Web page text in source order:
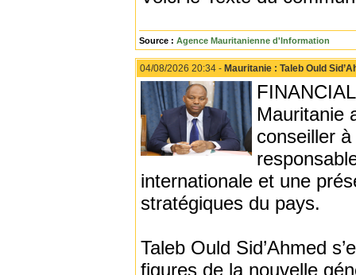
Source : Agence Mauritanienne d'Information
04/08/2026 20:34 - Mauritanie : Taleb Ould
Mauritanie
conseiller
internationale et une
stratégiques du pays.
Taleb Ould Sid’Ahmed
figures de la nouvelle